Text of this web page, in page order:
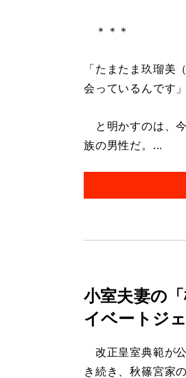
＊＊＊
「たまたま玖瑠美
会っているんです」
と明かすのは、
族の男性だ。...
小室夫妻の
イベートジ
改正皇室典範が公
き続き、秋篠宮家